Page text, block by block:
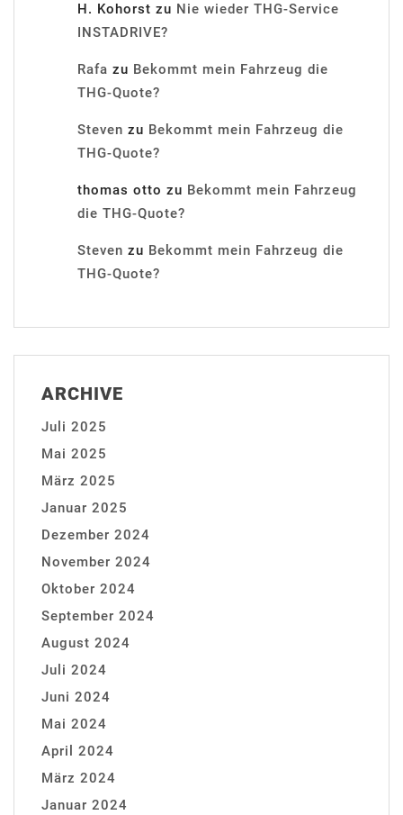
H. Kohorst zu Nie wieder THG-Service
INSTADRIVE?
Rafa zu Bekommt mein Fahrzeug die
THG-Quote?
Steven zu Bekommt mein Fahrzeug die
THG-Quote?
thomas otto zu Bekommt mein Fahrzeug
die THG-Quote?
Steven zu Bekommt mein Fahrzeug die
THG-Quote?
ARCHIVE
Juli 2025
Mai 2025
März 2025
Januar 2025
Dezember 2024
November 2024
Oktober 2024
September 2024
August 2024
Juli 2024
Juni 2024
Mai 2024
April 2024
März 2024
Januar 2024